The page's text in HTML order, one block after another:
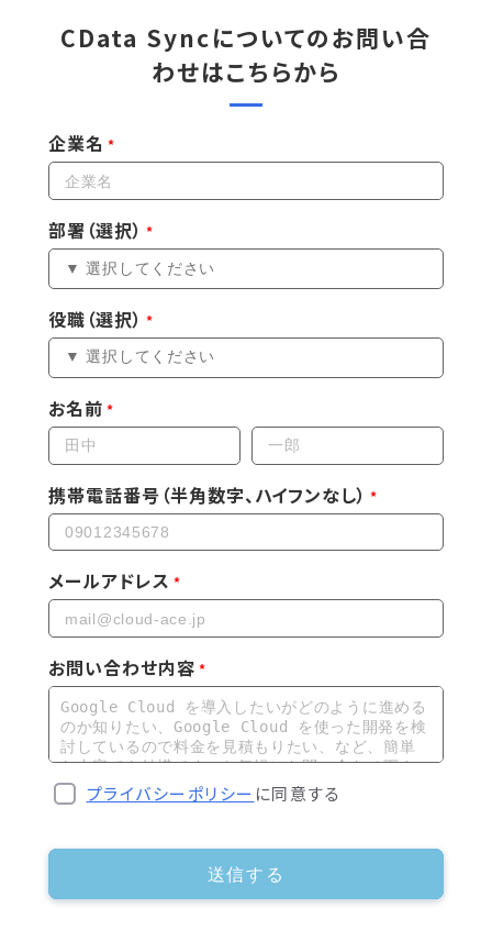
CData Syncについてのお問い合
わせはこちらから
企業名
部署（選択）
役職（選択）
お名前
携帯電話番号（半角数字、ハイフンなし）
メールアドレス
お問い合わせ内容
プライバシーポリシー に同意する
送信する